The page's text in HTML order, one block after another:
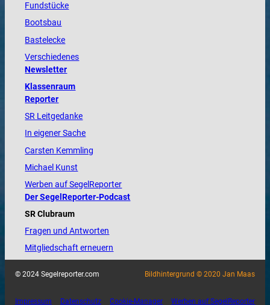
Fundstücke
Bootsbau
Bastelecke
Verschiedenes
Newsletter
Klassenraum
Reporter
SR Leitgedanke
In eigener Sache
Carsten Kemmling
Michael Kunst
Werben auf SegelReporter
Der SegelReporter-Podcast
SR Clubraum
Fragen und Antworten
Mitgliedschaft erneuern
© 2024 Segelreporter.com Bildhintergrund © 2020 Jan Maas
Impressum Datenschutz Cookie-Manager Werben auf SegelReporter